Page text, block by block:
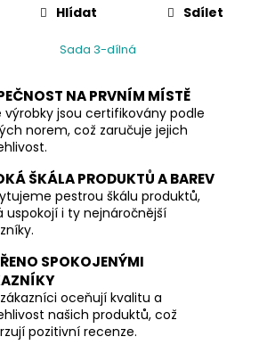
Sada 3-dílná
Hlídat Sdílet
NA PRVNÍM MÍSTĚ
výrobky jsou certifikovány podle
norem, což zaručuje jejich
ŠKÁLA PRODUKTŮ A BAREV
pestrou škálu produktů,
uspokojí i ty nejnáročnější
SPOKOJENÝMI
oceňují kvalitu a
našich produktů, což
pozitivní recenze.